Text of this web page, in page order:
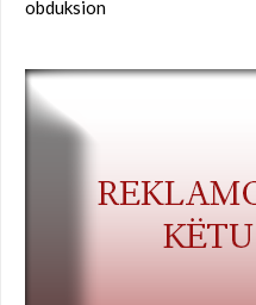
obduksion